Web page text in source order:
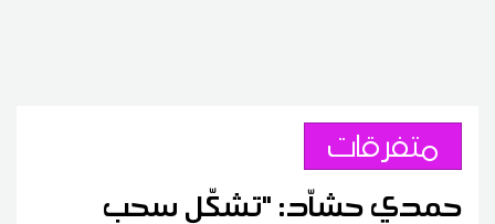
متفرقات
حمدي حشاّد: "تشكّل سحب